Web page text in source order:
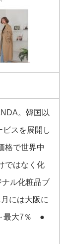
。韓国以
スを展開し
格で世界中
ではなく化
ル化粧品ブ
には大阪に
最大7％ ●